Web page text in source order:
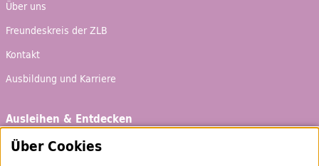
Über uns
Freundeskreis der ZLB
Kontakt
Ausbildung und Karriere
Ausleihen & Entdecken
Schaufenster
Über Cookies